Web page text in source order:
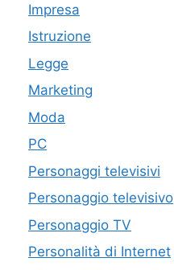
Impresa
Istruzione
Legge
Marketing
Moda
PC
Personaggi televisivi
Personaggio televisivo
Personaggio TV
Personalità di Internet